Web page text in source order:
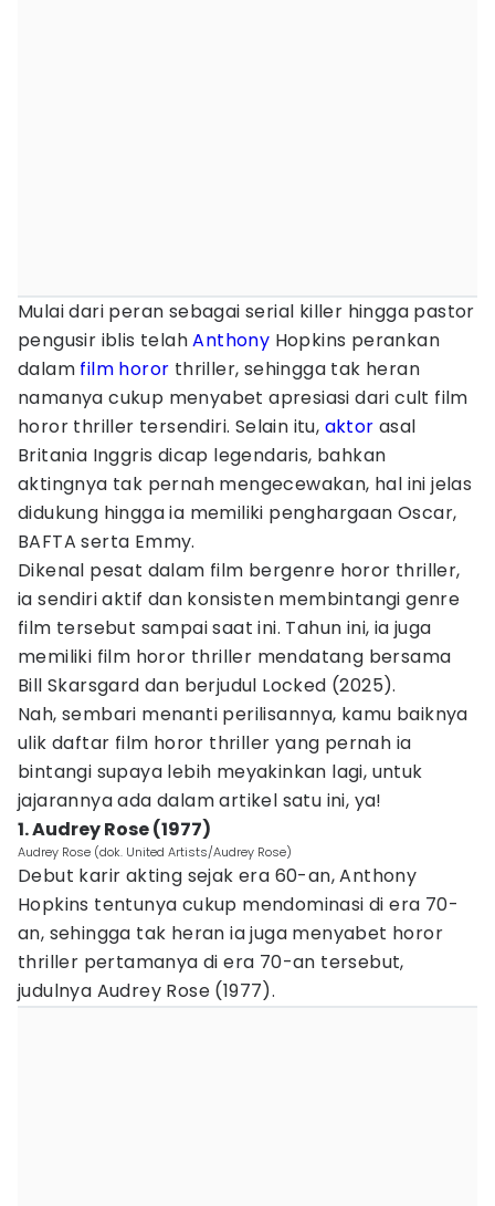
Mulai dari peran sebagai serial killer hingga pastor
pengusir iblis telahAnthony Hopkins perankan
dalam film horor thriller, sehingga tak heran
namanya cukup menyabet apresiasi dari cult film
horor thriller tersendiri. Selain itu, aktor asal
Britania Inggris dicap legendaris, bahkan
aktingnya tak pernah mengecewakan, hal ini jelas
didukung hingga ia memiliki penghargaan Oscar,
BAFTA serta Emmy.
Dikenal pesat dalam film bergenre horor thriller,
ia sendiri aktif dan konsisten membintangi genre
film tersebut sampai saat ini. Tahun ini, ia juga
memiliki film horor thriller mendatang bersama
Bill Skarsgard dan berjudul Locked (2025).
Nah, sembari menanti perilisannya, kamu baiknya
ulik daftar film horor thriller yang pernah ia
bintangi supaya lebih meyakinkan lagi, untuk
jajarannya ada dalam artikel satu ini, ya!
1. Audrey Rose (1977)
Audrey Rose (dok. United Artists/Audrey Rose)
Debut karir akting sejak era 60-an, Anthony
Hopkins tentunya cukup mendominasi di era 70-
an, sehingga tak heran ia juga menyabet horor
thriller pertamanya di era 70-an tersebut,
judulnya Audrey Rose (1977).